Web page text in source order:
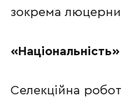
зокрема
Селекційна